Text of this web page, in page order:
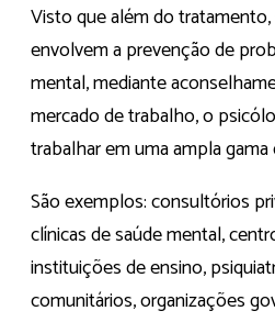
Visto que além do
envolvem a prevenção de
mental, mediante
mercado de trabalho, o
trabalhar em uma ampla
São exemplos: consultórios
clínicas de saúde mental,
instituições de ensino,
comunitários, organizações